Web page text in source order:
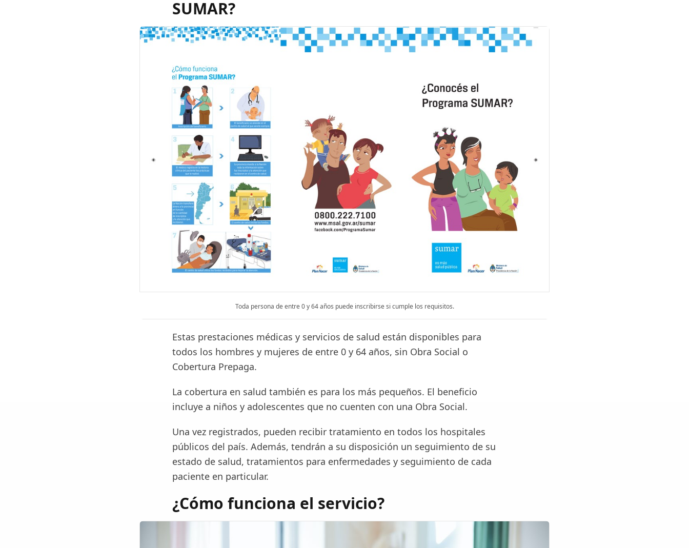
SUMAR?
Toda persona de entre 0 y 64 años puede inscribirse si cumple los requisitos.
Estas prestaciones médicas y servicios de salud están disponibles para
todos los hombres y mujeres de entre 0 y 64 años, sin Obra Social o
Cobertura Prepaga.
La cobertura en salud también es para los más pequeños. El beneficio
incluye a niños y adolescentes que no cuenten con una Obra Social.
Una vez registrados, pueden recibir tratamiento en todos los hospitales
públicos del país. Además, tendrán a su disposición un seguimiento de su
estado de salud, tratamientos para enfermedades y seguimiento de cada
paciente en particular.
¿Cómo funciona el servicio?